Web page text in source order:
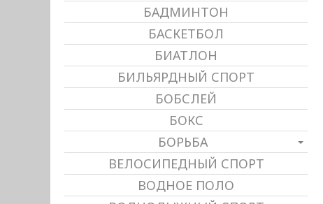
БАДМИНТОН
БАСКЕТБОЛ
БИАТЛОН
БИЛЬЯРДНЫЙ СПОРТ
БОБСЛЕЙ
БОКС
БОРЬБА
ВЕЛОСИПЕДНЫЙ СПОРТ
ВОДНОЕ ПОЛО